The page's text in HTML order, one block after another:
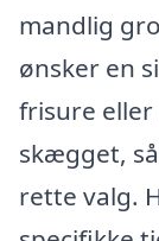
mandlig
ønsker en
frisure
skægget,
rette valg.